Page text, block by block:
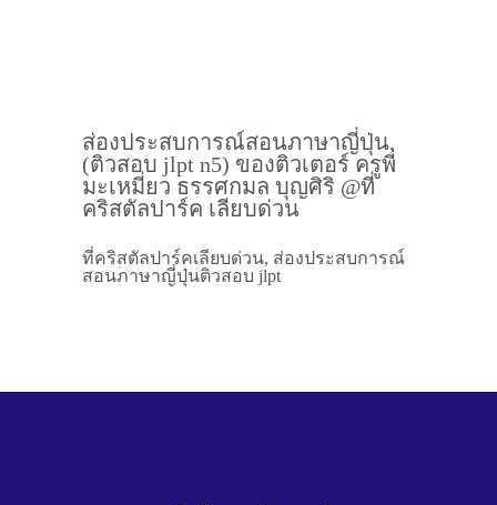
ส่องประสบการณ์สอนภาษาญี่ปุ่น,
(ติวสอบ jlpt n5) ของติวเตอร์ ครูพี่
มะเหมี่ยว ธรรศกมล บุญศิริ @ที่
คริสตัลปาร์ค เลียบด่วน
ที่คริสตัลปาร์คเลียบด่วน, ส่องประสบการณ์
สอนภาษาญี่ปุ่นติวสอบ jlpt